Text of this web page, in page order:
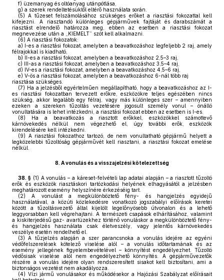
f) üzemanyag és oltóanyag utánpótlása,
g) a szerek rendeltetésüktől eltérő használata során.
(5) A tűzeset felszámolásához szükséges erőket a riasztási fokozattal kell
kifejezni. A riasztandó különleges gépjárművek fajtáját és darabszámát a
riasztást elrendelő határozza meg, ebben az esetben a riasztási fokozat
megnevezése után a „KIEMELT” szót kell alkalmazni.
(6) A riasztási fokozatok:
a) I-es a riasztási fokozat, amelyben a beavatkozáshoz legfeljebb 2 raj, amely
félrajokkal is kiadható,
b) II-es a riasztási fokozat, amelyben a beavatkozáshoz 2,5–3 raj,
c) III-as a riasztási fokozat, amelyben a beavatkozáshoz 3,5–4 raj,
d) IV-es a riasztási fokozat, amelyben a beavatkozáshoz 4,5–6 raj,
e) V-ös a riasztási fokozat, amelyben a beavatkozáshoz 6-nál több raj
riasztása szükséges.
(7) Ha a jelzésből egyértelműen megállapítható, hogy a beavatkozáshoz az I-
es riasztási fokozatban tervezett erőkre, eszközökre teljes egészében nincs
szükség, akkor legalább egy félraj, vagy más különleges szer – amennyiben
ezeken a szereken tűzoltás vezetésére jogosult személy vonul – önálló
vonultatására is lehet intézkedni, a riasztási fokozat ebben az esetben is I-es.
(8) Ha a beavatkozás a riasztott erőkkel, eszközökkel számottevő
kárnövekedés nélkül nem végezhető el, úgy további erők, eszközök
kirendelésére kell intézkedni.
(9) A riasztási fokozathoz tartozó, de nem vonultatható gépjármű helyett a
legközelebbi tűzoltóság gépjárművét kell riasztani, a riasztási fokozat emelése
nélkül.
8. A vonulás és a visszajelzési kötelezettség
38. § (1) A vonulás – a káreset-felvételi lap adatai alapján – a riasztott tűzoltó
erők és eszközök riasztáskori tartózkodási helyének elhagyásától a jelzésben
meghatározott esemény helyszínére érkezéséig tart.
(2) A vonulást a megkülönböztető fény- és hangjelzés egyidejű
használatával, a közúti közlekedésre vonatkozó jogszabályi előírások keretei
között a tűzoltásvezető által kijelölt legelőnyösebb útvonalon és a lehető
leggyorsabban kell végrehajtani. A természeti csapások elhárításához, valamint
a kiskiterjedésű gaz- avartüzekhez történő vonuláskor a megkülönböztető fény-
és hangjelzés használata csak életveszély, vagy jelentős kárnövekedés
veszélye esetén rendelhető el.
(3) A tűzjelzés alapján a szer parancsnoka a vonulás idejére az egyéni
védőfelszerelések kötelező viselése alól – a vonulás időtartamának és az
esemény jellegének figyelembevételével – könnyítést engedélyezhet. Tűzoltó
védősisak viselése alól nem engedélyezhető könnyítés. A gépjárművezetők
részére a vonulás idejére olyan rendszeresített sisakot kell biztosítani, ami a
biztonságos vezetést nem akadályozza.
(4) Vízi jármű vonulásakor és működésekor a Hajózási Szabályzat előírásait